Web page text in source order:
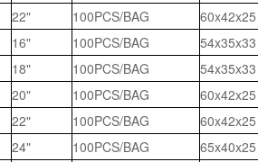
22" 100PCS/BAG
60x42x25
16" 100PCS/BAG
54x35x33
18" 100PCS/BAG
54x35x33
20" 100PCS/BAG
60x42x25
22" 100PCS/BAG
60x42x25
24" 100PCS/BAG
65x40x25